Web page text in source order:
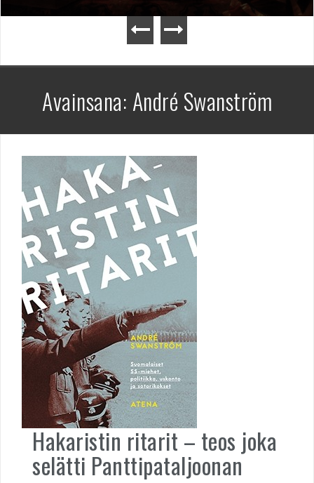
Avainsana: André Swanström
Hakaristin ritarit – teos joka
selätti Panttipataljoonan